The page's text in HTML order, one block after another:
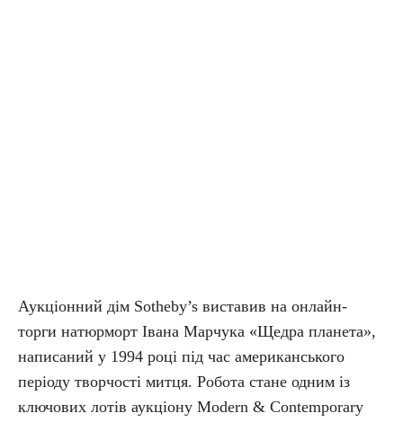
Аукціонний дім Sotheby’s виставив на онлайн-
торги натюрморт Івана Марчука «Щедра планета»,
написаний у 1994 році під час американського
періоду творчості митця. Робота стане одним із
ключових лотів аукціону Modern & Contemporary